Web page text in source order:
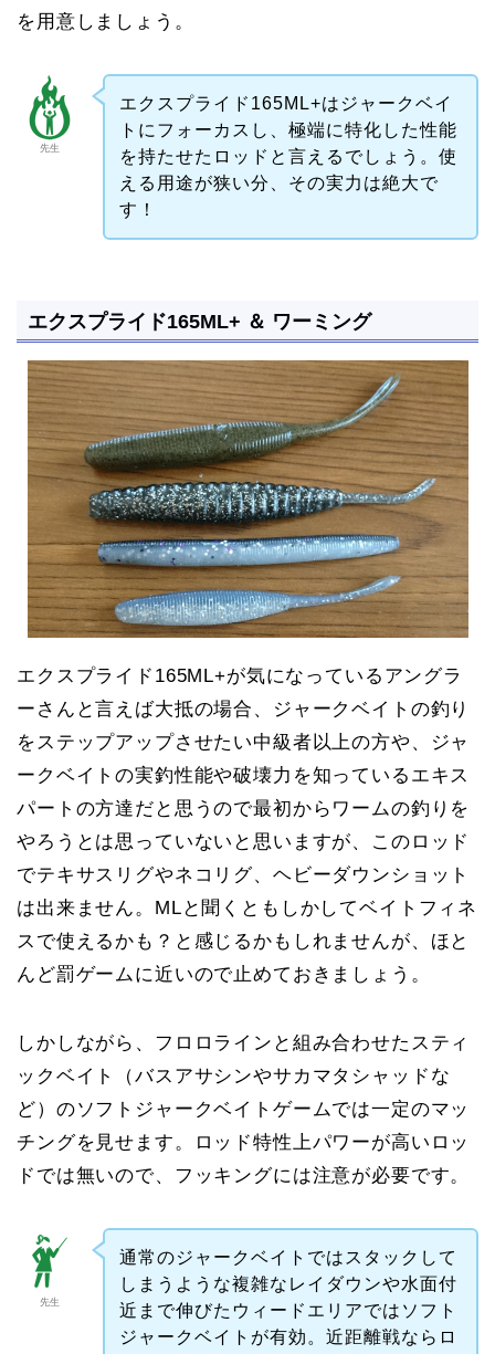
を用意しましょう。
先生
エクスプライド165ML+はジャークベイ
トにフォーカスし、極端に特化した性能
を持たせたロッドと言えるでしょう。使
える用途が狭い分、その実力は絶大で
す！
エクスプライド165ML+ ＆ ワーミング
エクスプライド165ML+が気になっているアングラ
ーさんと言えば大抵の場合、ジャークベイトの釣り
をステップアップさせたい中級者以上の方や、ジャ
ークベイトの実釣性能や破壊力を知っているエキス
パートの方達だと思うので最初からワームの釣りを
やろうとは思っていないと思いますが、このロッド
でテキサスリグやネコリグ、ヘビーダウンショット
は出来ません。MLと聞くともしかしてベイトフィネ
スで使えるかも？と感じるかもしれませんが、ほと
んど罰ゲームに近いので止めておきましょう。
しかしながら、フロロラインと組み合わせたスティ
ックベイト（バスアサシンやサカマタシャッドな
ど）のソフトジャークベイトゲームでは一定のマッ
チングを見せます。ロッド特性上パワーが高いロッ
ドでは無いので、フッキングには注意が必要です。
先生
通常のジャークベイトではスタックして
しまうような複雑なレイダウンや水面付
近まで伸びたウィードエリアではソフト
ジャークベイトが有効。近距離戦ならロ